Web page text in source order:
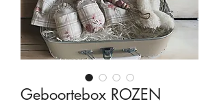
Geboortebox ROZEN